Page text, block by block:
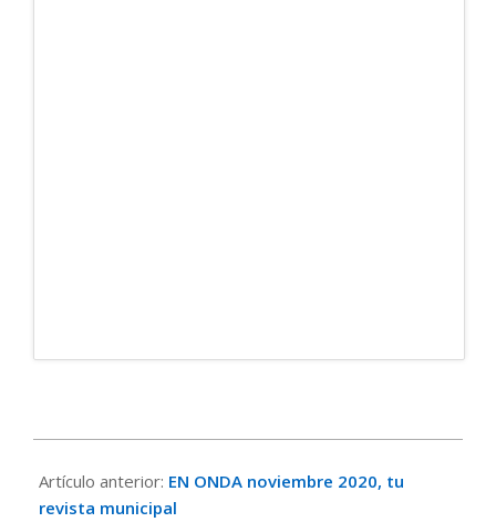
11-
12
Artículo anterior: EN ONDA noviembre 2020, tu
revista municipal